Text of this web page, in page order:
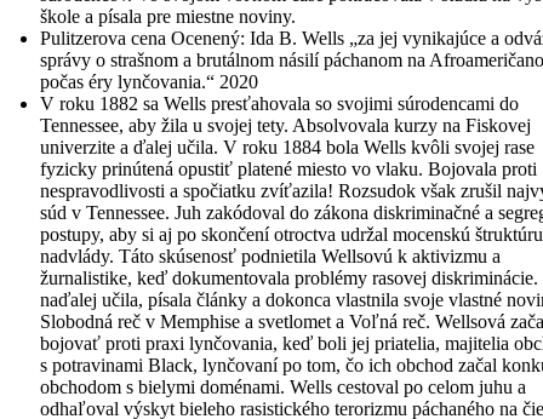
škole a písala pre miestne noviny.
Pulitzerova cena Ocenený: Ida B. Wells „za jej vynikajúce a
správy o strašnom a brutálnom násilí páchanom na
počas éry lynčovania.“ 2020
V roku 1882 sa Wells presťahovala so svojimi súrodencami do
Tennessee, aby žila u svojej tety. Absolvovala kurzy na Fiskovej
univerzite a ďalej učila. V roku 1884 bola Wells kvôli svojej rase
fyzicky prinútená opustiť platené miesto vo vlaku. Bojovala proti
nespravodlivosti a spočiatku zvíťazila! Rozsudok však zrušil
súd v Tennessee. Juh zakódoval do zákona diskriminačné a
postupy, aby si aj po skončení otroctva udržal mocenskú
nadvlády. Táto skúsenosť podnietila Wellsovú k aktivizmu a
žurnalistike, keď dokumentovala problémy rasovej diskriminácie.
naďalej učila, písala články a dokonca vlastnila svoje vlastné
Slobodná reč v Memphise a svetlomet a Voľná reč. Wellsová
bojovať proti praxi lynčovania, keď boli jej priatelia, majitelia
s potravinami Black, lynčovaní po tom, čo ich obchod začal
obchodom s bielymi doménami. Wells cestoval po celom juhu a
odhaľoval výskyt bieleho rasistického terorizmu páchaného na